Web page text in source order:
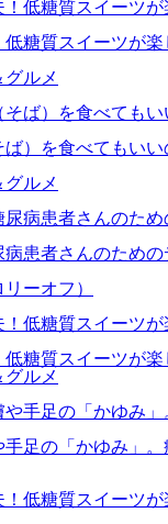
糖質スイーツが
ルメ
）を食べてもい
ルメ
患者さんのための
ーオフ）
糖質スイーツが
ルメ
足の「かゆみ」。